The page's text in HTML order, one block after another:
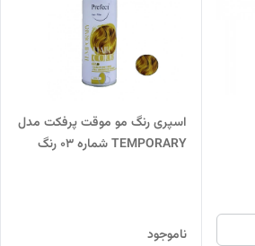
اسپری رنگ مو موقت پرفکت مدل
TEMPORARY شماره 03 رنگ
ناموجود